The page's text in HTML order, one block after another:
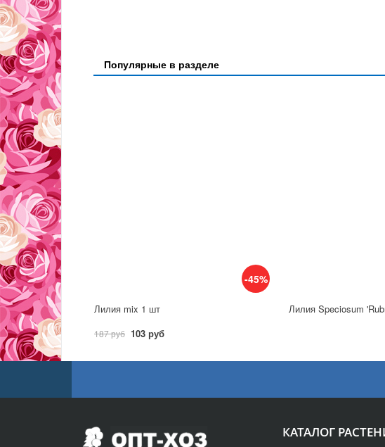
Популярные в разделе
-45%
Лилия mix 1 шт
187 руб 103 руб
Лилия Speciosum
КАТАЛОГ